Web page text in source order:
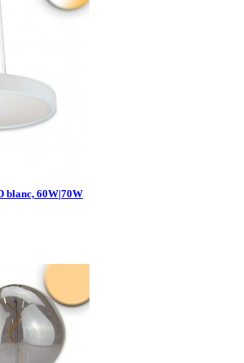
blanc, 60W|70W